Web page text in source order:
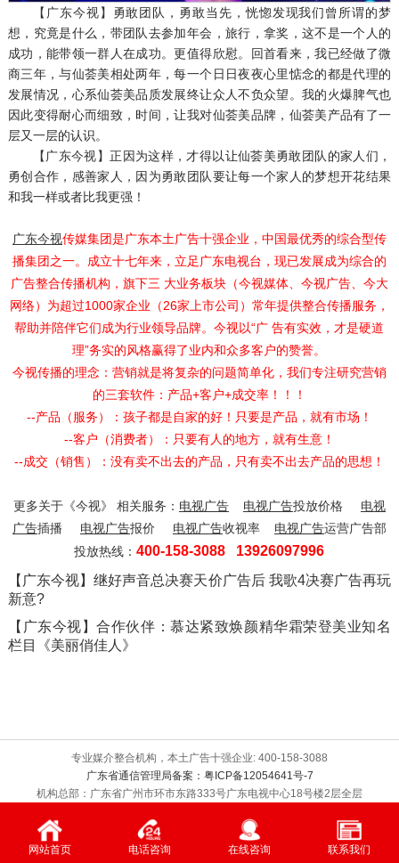
【广东今视】
勇敢团队，勇敢当先，恍惚发现我们曾所谓的梦
想，究竟是什么，带团队去参加年会，旅行，拿奖，这不是一个人的
成功，能带领一群人在成功。更值得欣慰。回首看来，我已经做了微
商三年，与仙荟美相处两年，每一个日日夜夜心里惦念的都是代理的
发展情况，心系仙荟美品质发展终让众人不负众望。我的火爆脾气也
因此变得耐心而细致，时间，让我对仙荟美品牌，仙荟美产品有了一
层又一层的认识。
【广东今视】正因为这样，才得以让仙荟美勇敢团队的家人们，
勇创合作，感善家人，因为勇敢团队要让每一个家人的梦想开花结果
和我一样或者比我更强！
广东今视传媒集团是广东本土广告十强企业，中国最优秀的综合型传
播集团之一。成立十七年来，立足广东电视台，现已发展成为综合的
广告整合传播机构，旗下三 大业务板块（今视媒体、今视广告、今大
网络）为超过1000家企业（26家上市公司）常年提供整合传播服务，
帮助并陪伴它们成为行业领导品牌。今视以“广 告有实效，才是硬道
理”务实的风格赢得了业内和众多客户的赞誉。
今视传播的理念：营销就是将复杂的问题简单化，我们专注研究营销
的三套软件：产品+客户+成交率！！！
--产品（服务）：孩子都是自家的好！只要是产品，就有市场！
--客户（消费者）：只要有人的地方，就有生意！
--成交（销售）：没有卖不出去的产品，只有卖不出去产品的思想！
更多关于《今视》 相关服务： 电视广告 电视广告投放价格 电视
广告插播 电视广告报价 电视广告收视率 电视广告运营广告部
投放热线：400-158-3088 13926097996
【广东今视】继好声音总决赛天价广告后 我歌4决赛广告再玩
新意?
【广东今视】合作伙伴：慕达紧致焕颜精华霜荣登美业知名
栏目《美丽俏佳人》
专业媒介整合机构，本土广告十强企业: 400-158-3088
广东省通信管理局备案：粤ICP备12054641号-7
机构总部：广东省广州市环市东路333号广东电视中心18号楼2层全层
Copyright 1998-2016 WWW.M3088.COM Corporation,All Rights
广告投放领导品牌 — 广东今视
网站首页 电话咨询 在线咨询 联系我们